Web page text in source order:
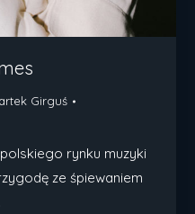
Girguś
rynku muzyki
ze śpiewaniem